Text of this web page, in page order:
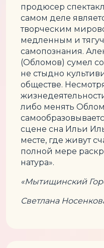
продюсер
самом деле
творческим
медленным и
самопознания.
(Обломов) сумел
не стыдно
обществе.
либо менять
сцене сна Ильи
месте, где живут
полной мере
натура».
«Мытищинский
Светлана